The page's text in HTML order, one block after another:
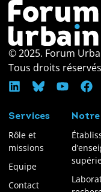
© 2025. Forum
Tous droits
Services
Rôle et
missions
Equipe
Contact
Notre